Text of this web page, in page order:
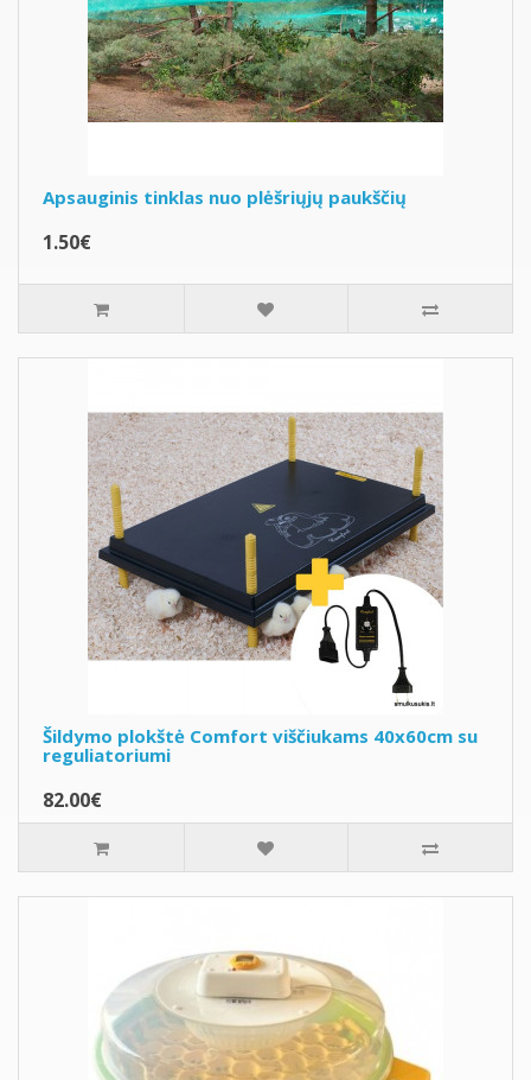
Apsauginis tinklas nuo plėšriųjų paukščių
1.50€
Šildymo plokštė Comfort viščiukams 40x60cm su
reguliatoriumi
82.00€